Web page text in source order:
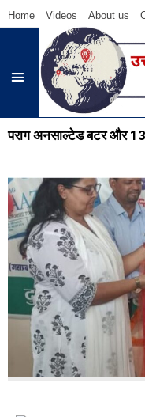
Home Videos About us
पराग अनसाल्टेड बटर और